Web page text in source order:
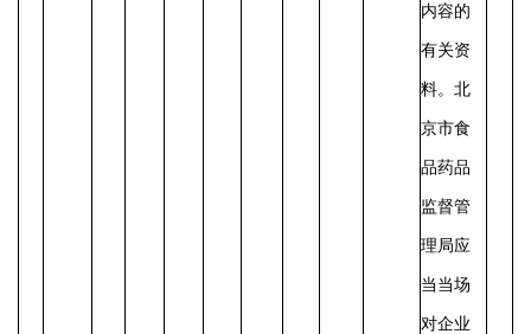
内容的
有关资
料。北
京市食
品药品
监督管
理局应
当当场
对企业